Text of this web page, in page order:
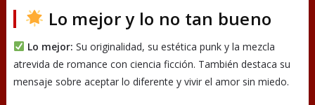
Lo mejor y lo no tan bueno
Lo mejor: Su originalidad, su estética punk y la mezcla
atrevida de romance con ciencia ficción. También destaca su
mensaje sobre aceptar lo diferente y vivir el amor sin miedo.